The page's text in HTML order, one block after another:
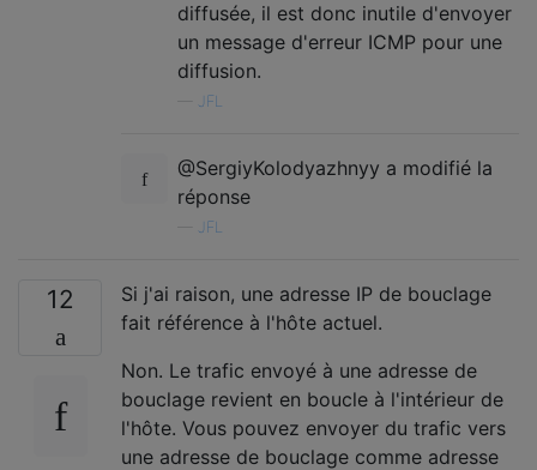
diffusée, il est donc inutile d'envoyer
un message d'erreur ICMP pour une
diffusion.
JFL
@SergiyKolodyazhnyy a modifié la
réponse
JFL
12
Si j'ai raison, une adresse IP de bouclage
fait référence à l'hôte actuel.
Non. Le trafic envoyé à une adresse de
bouclage revient en boucle à l'intérieur de
l'hôte. Vous pouvez envoyer du trafic vers
une adresse de bouclage comme adresse